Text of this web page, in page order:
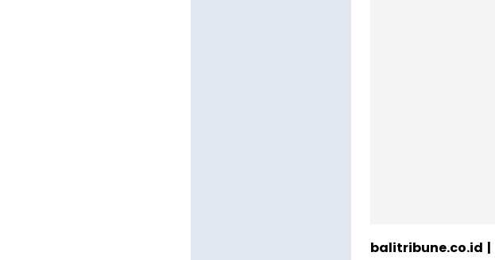
balitribune.co.id